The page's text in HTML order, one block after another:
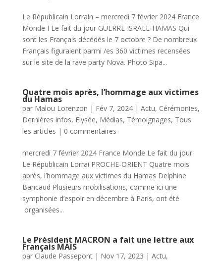
Le Républicain Lorrain – mercredi 7 février 2024 France
Monde I Le fait du jour GUERRE ISRAEL-HAMAS Qui
sont les Français décédés le 7 octobre ? De nombreux
Français figuraient parmi /es 360 victimes recensées
sur le site de la rave party Nova. Photo Sipa...
Quatre mois après, l’hommage aux victimes
du Hamas
par Malou Lorenzon | Fév 7, 2024| Actu, Cérémonies,
Dernières infos, Elysée, Médias, Témoignages, Tous
les articles | 0 commentaires
mercredi 7 février 2024 France Monde Le fait du jour
Le Républicain Lorrai PROCHE-ORIENT Quatre mois
après, l’hommage aux victimes du Hamas Delphine
Bancaud Plusieurs mobilisations, comme ici une
symphonie d’espoir en décembre à Paris, ont été
organisées...
Le Président MACRON a fait une lettre aux
Français MAIS
par Claude Passepont| Nov 17, 2023 | Actu,